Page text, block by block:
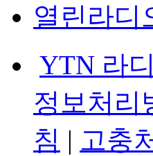
열린라디
YTN 라
정보처리
침 | 고충